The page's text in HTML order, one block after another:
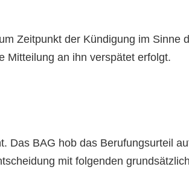
Zeitpunkt der Kündigung im Sinne
Mitteilung an ihn verspätet erfolgt.
Das BAG hob das Berufungsurteil
mit folgenden